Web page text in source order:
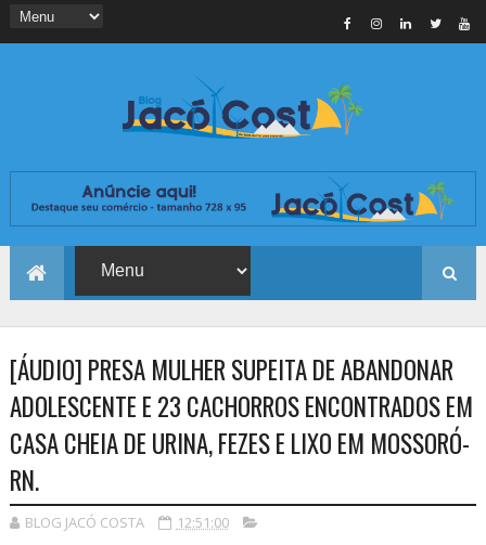
[ÁUDIO] PRESA MULHER SUPEITA DE ABANDONAR
ADOLESCENTE E 23 CACHORROS ENCONTRADOS EM
CASA CHEIA DE URINA, FEZES E LIXO EM MOSSORÓ-
RN.
BLOG JACÓ COSTA 12:51:00